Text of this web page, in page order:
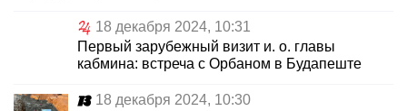
18 декабря 2024, 10:31
Первый зарубежный визит и. о. главы
кабмина: встреча с Орбаном в Будапеште
18 декабря 2024, 10:30